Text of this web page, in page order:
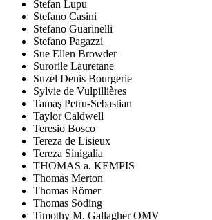
Stefan Lupu
Stefano Casini
Stefano Guarinelli
Stefano Pagazzi
Sue Ellen Browder
Surorile Lauretane
Suzel Denis Bourgerie
Sylvie de Vulpillières
Tamaş Petru-Sebastian
Taylor Caldwell
Teresio Bosco
Tereza de Lisieux
Tereza Sinigalia
THOMAS a. KEMPIS
Thomas Merton
Thomas Römer
Thomas Söding
Timothy M. Gallagher OMV